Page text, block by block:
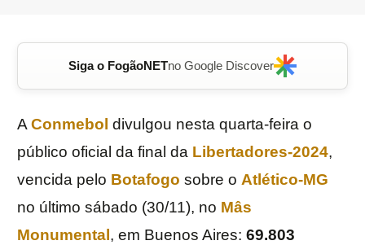
Siga o FogãoNETno Google Discover
AConmebol divulgou nesta quarta-feira o
público oficial da final da Libertadores-2024,
vencida pelo Botafogo sobre o Atlético-MG
no último sábado (30/11), no Mâs
Monumental , em Buenos Aires: 69.803